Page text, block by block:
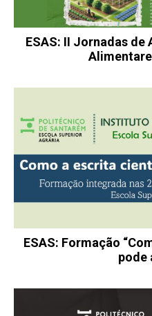
ESAS: II Jornadas de
ESAS: Formação
pode